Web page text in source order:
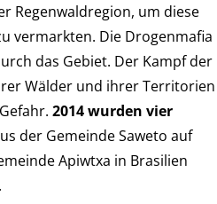
Regenwaldregion, um diese
vermarkten. Die Drogenmafia
das Gebiet. Der Kampf der
Wälder und ihrer Territorien
2014 wurden vier
der Gemeinde Saweto auf
Apiwtxa in Brasilien
.